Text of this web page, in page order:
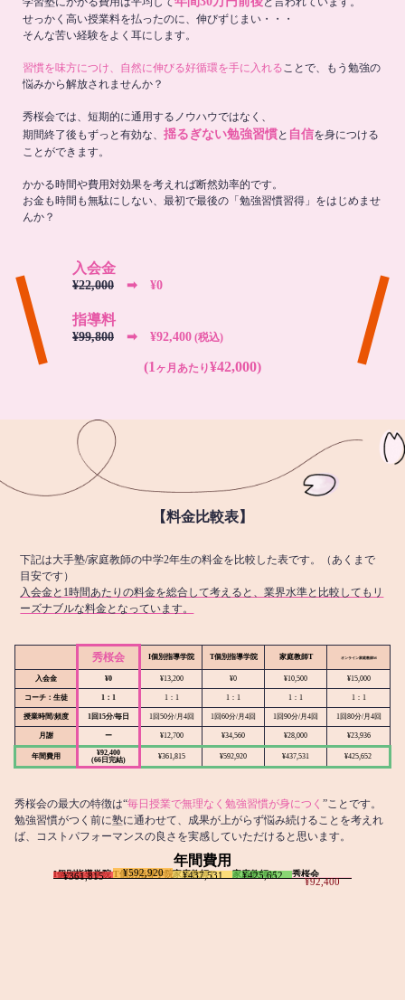
せっかく高い授業料を払ったのに、伸びずじまい・・・
そんな苦い経験をよく耳にします。
習慣を味方につけ、自然に伸びる好循環を手に入れることで、もう勉強の
悩みから解放されませんか？
秀桜会では、短期的に通用するノウハウではなく、
期間終了後もずっと有効な、 揺るぎない勉強習慣と 自信を身につける
ことができます。
かかる時間や費用対効果を考えれば断然効率的です。
お金も時間も無駄にしない、最初で最後の「勉強習慣習得」をはじめませ
んか？
入会金
¥22,000 ➡︎ ¥0
指導料
¥99,800 ➡︎ ¥92,400 (税込)
(1 ヶ月あたり¥42,000)
【料金比較表】
下記は大手塾/家庭教師の中学2年生の料金を比較した表です。（あくまで
目安です）
入会金と1時間あたりの料金を総合して考えると、業界水準と比較してもリ
ーズナブルな料金となっています。
秀桜会 I個別指導学院 T個別指導学院 家庭教師T オンライン家庭教師M
入会金 ¥0 ¥13,200 ¥0 ¥10,500 ¥15,000
コーチ：生徒 1：1 1：1 1：1 1：1 1：1
授業時間/頻度 1回15分/毎日 1回50分/月4回 1回60分/月4回 1回90分/月4回 1回80分/月4回
月謝 ー ¥12,700 ¥34,560 ¥28,000 ¥23,936
年間費用
¥92,400
(66日完結)
¥361,815 ¥592,920 ¥437,531 ¥425,652
秀桜会の最大の特徴は“毎日授業で無理なく勉強習慣が身につく ”ことです。
勉強習慣がつく前に塾に通わせて、成果が上がらず悩み続けることを考えれ
ば、コストパフォーマンスの良さを実感していただけると思います。
年間費用
I個別指導学院
¥361,815 T個別指導学院
¥592,920 家庭教師T
¥437,531 家庭教師M
¥425,652 秀桜会
¥92,400